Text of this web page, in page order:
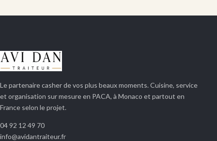
Le partenaire casher de vos plus beaux moments. Cuisine, service
et organisation sur mesure en PACA, à Monaco et partout en
France selon le projet.
04 92 12 49 70
info@avidantraiteur.fr